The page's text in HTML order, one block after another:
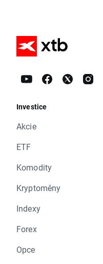
Investice
Akcie
ETF
Komodity
Kryptoměny
Indexy
Forex
Opce